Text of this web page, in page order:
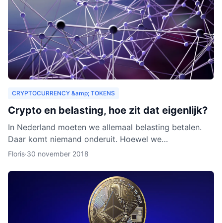
CRYPTOCURRENCY &amp; TOKENS
Crypto en belasting, hoe zit dat eigenlijk?
In Nederland moeten we allemaal belasting betalen.
Daar komt niemand onderuit. Hoewel we
cryptocurrency vaak zien als virtueel geld, is het toch
Floris·30 november 2018